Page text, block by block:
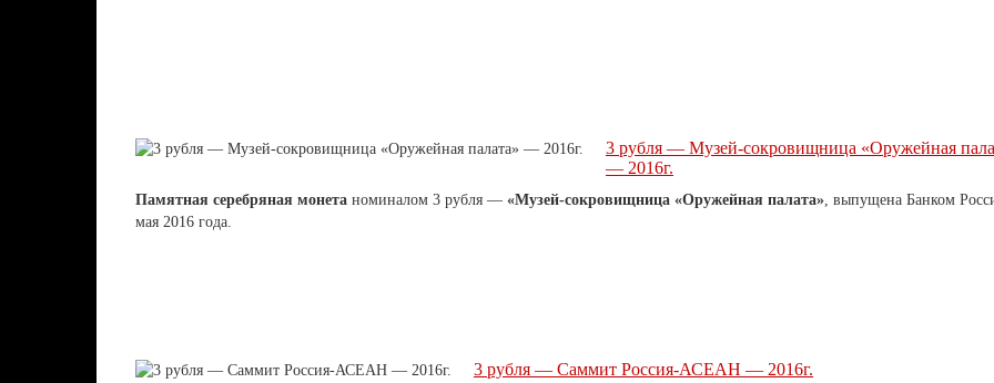
3 рубля — Музей-сокровищница «Оружейная
— 2016г.
Памятная серебряная монета номиналом 3 рубля — «Музей-сокровищница «Оружейная палата», выпущена Банком
мая 2016 года.
3 рубля — Саммит Россия-АСЕАН — 2016г.